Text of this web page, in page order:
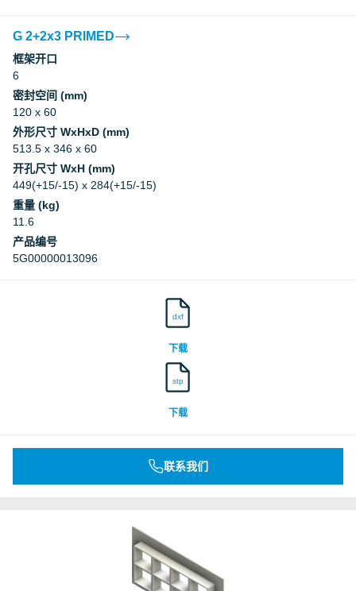
G 2+2x3 PRIMED
框架开口
6
密封空间 (mm)
120 x 60
外形尺寸 WxHxD (mm)
513.5 x 346 x 60
开孔尺寸 WxH (mm)
449(+15/-15) x 284(+15/-15)
重量 (kg)
11.6
产品编号
5G00000013096
dxf
下载
stp
下载
联系我们